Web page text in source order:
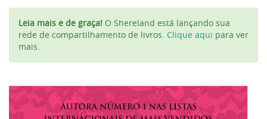
Leia mais e de graça! O Shereland está lançando sua
rede de compartilhamento de livros. Clique aqui para ver
mais.